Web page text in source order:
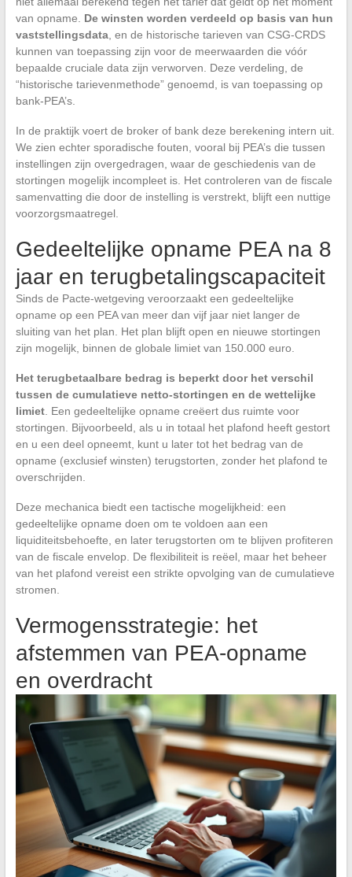
van opname. De winsten worden verdeeld op basis van hun
vaststellingsdata, en de historische tarieven van CSG-CRDS
kunnen van toepassing zijn voor de meerwaarden die vóór
bepaalde cruciale data zijn verworven. Deze verdeling, de
“historische tarievenmethode” genoemd, is van toepassing op
bank-PEA’s.
In de praktijk voert de broker of bank deze berekening intern uit.
We zien echter sporadische fouten, vooral bij PEA’s die tussen
instellingen zijn overgedragen, waar de geschiedenis van de
stortingen mogelijk incompleet is. Het controleren van de fiscale
samenvatting die door de instelling is verstrekt, blijft een nuttige
voorzorgsmaatregel.
Gedeeltelijke opname PEA na 8
jaar en terugbetalingscapaciteit
Sinds de Pacte-wetgeving veroorzaakt een gedeeltelijke
opname op een PEA van meer dan vijf jaar niet langer de
sluiting van het plan. Het plan blijft open en nieuwe stortingen
zijn mogelijk, binnen de globale limiet van 150.000 euro.
Het terugbetaalbare bedrag is beperkt door het verschil
tussen de cumulatieve netto-stortingen en de wettelijke
limiet. Een gedeeltelijke opname creëert dus ruimte voor
stortingen. Bijvoorbeeld, als u in totaal het plafond heeft gestort
en u een deel opneemt, kunt u later tot het bedrag van de
opname (exclusief winsten) terugstorten, zonder het plafond te
overschrijden.
Deze mechanica biedt een tactische mogelijkheid: een
gedeeltelijke opname doen om te voldoen aan een
liquiditeitsbehoefte, en later terugstorten om te blijven profiteren
van de fiscale envelop. De flexibiliteit is reëel, maar het beheer
van het plafond vereist een strikte opvolging van de cumulatieve
stromen.
Vermogensstrategie: het
afstemmen van PEA-opname
en overdracht